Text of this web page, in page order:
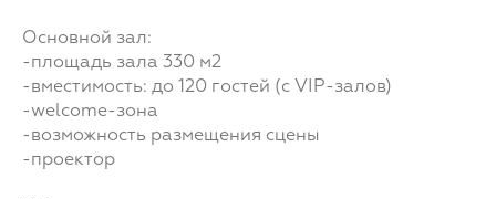
Основной зал:
-площадь зала 330 м2
-вместимость: до 120 гостей (с VIP-залов)
-welcome-зона
-возможность размещения сцены
-проектор